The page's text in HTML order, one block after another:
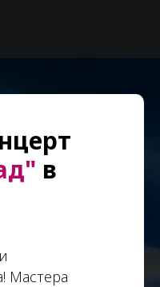
в
Мастера